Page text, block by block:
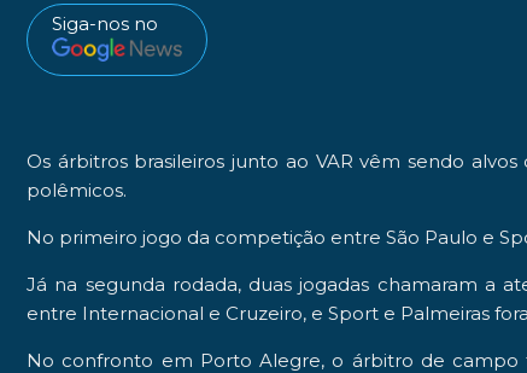
Siga-nos no
Os árbitros brasileiros junto ao VARvêm sendo alvos
polêmicos.
No primeiro jogo da competição entre São Paulo e
Já na segunda rodada, duas jogadas chamaram a
entre Internacional e Cruzeiro, e Sport e Palmeiras
No confronto em Porto Alegre, o árbitro de campo